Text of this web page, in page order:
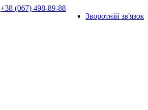
+38 (067) 498-89-88
Зворотній зв'язок